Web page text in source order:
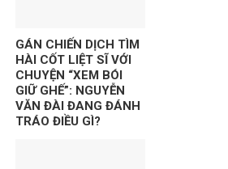
GÁN CHIẾN DỊCH TÌM
HÀI CỐT LIỆT SĨ VỚI
CHUYỆN “XEM BÓI
GIỮ GHẾ”: NGUYỄN
VĂN ĐÀI ĐANG ĐÁNH
TRÁO ĐIỀU GÌ?